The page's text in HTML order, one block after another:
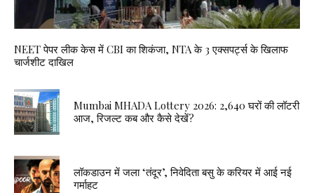
NEET पेपर लीक केस में CBI का शिकंजा, NTA के 3 एक्सपर्ट्स के खिलाफ
चार्जशीट दाखिल
Mumbai MHADA Lottery 2026: 2,640 घरों की लॉटरी
आज, रिजल्ट कब और कैसे देखें?
लॉकडाउन में जला ‘तंदूर’, निवेदिता बसु के करियर में आई नई
गर्माहट